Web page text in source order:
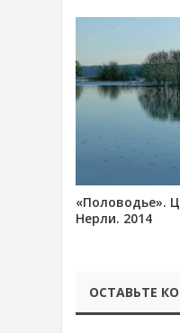
«Половодье».
Нерли. 2014
ОСТАВЬТЕ